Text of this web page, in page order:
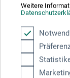
Weitere
Handschrift zu
experimentieren?
Wir empfehlen
Ideengeber und
Denise Lach: